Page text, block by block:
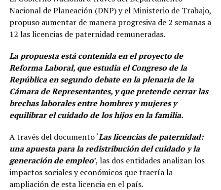
Nacional de Planeación (DNP) y el Ministerio de Trabajo,
propuso aumentar de manera progresiva de 2 semanas a
12 las licencias de paternidad remuneradas.
La propuesta está contenida en el proyecto de
Reforma Laboral, que estudia el Congreso de la
República en segundo debate en la plenaria de la
Cámara de Representantes, y que pretende cerrar las
brechas laborales entre hombres y mujeres y
equilibrar el cuidado de los hijos en la familia.
A través del documento ‘Las licencias de paternidad:
una apuesta para la redistribución del cuidado y la
generación de empleo’, las dos entidades analizan los
impactos sociales y económicos que traería la
ampliación de esta licencia en el país.